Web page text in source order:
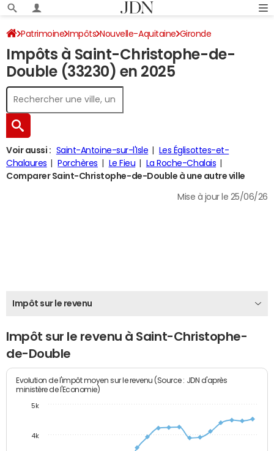
Patrimoine Impôts Nouvelle-Aquitaine Gironde
Saint-Christophe-de-Double Impôt sur le revenu
Impôts à Saint-Christophe-de-
Double (33230) en 2025
Voir aussi : Saint-Antoine-sur-l'Isle
Les Églisottes-et-
Chalaures
Porchères Le Fieu
La Roche-Chalais
Comparer Saint-Christophe-de-Double à une autre ville
Mise à jour le 25/06/26
Impôt sur le revenu
Impôt sur le revenu à Saint-Christophe-
de-Double
Evolution de l'impôt moyen sur le revenu (Source : JDN d'après
ministère de l'Economie)
4k
5k